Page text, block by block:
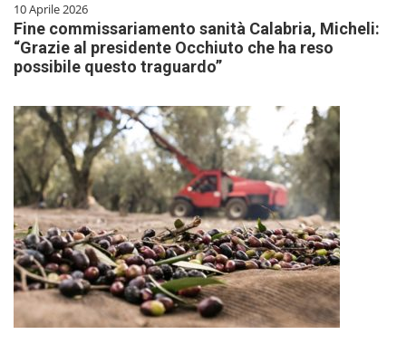
10 Aprile 2026
Fine commissariamento sanità Calabria, Micheli:
“Grazie al presidente Occhiuto che ha reso
possibile questo traguardo”